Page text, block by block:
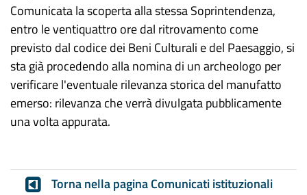
Comunicata la scoperta alla stessa Soprintendenza,
entro le ventiquattro ore dal ritrovamento come
previsto dal codice dei Beni Culturali e del Paesaggio, si
sta già procedendo alla nomina di un archeologo per
verificare l'eventuale rilevanza storica del manufatto
emerso: rilevanza che verrà divulgata pubblicamente
una volta appurata.
Torna nella pagina Comunicati istituzionali